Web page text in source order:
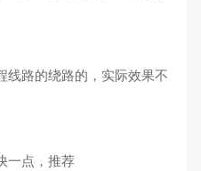
线路的绕路的，实际效果不
一点，推荐